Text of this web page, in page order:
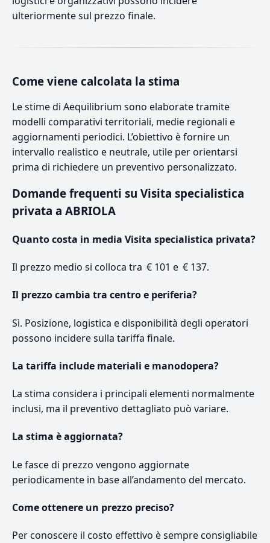
ulteriormente sul prezzo finale.
Come viene calcolata la stima
Le stime di Aequilibrium sono elaborate tramite
modelli comparativi territoriali, medie regionali e
aggiornamenti periodici. L’obiettivo è fornire un
intervallo realistico e neutrale, utile per orientarsi
prima di richiedere un preventivo personalizzato.
Domande frequenti su Visita specialistica
privata a ABRIOLA
Quanto costa in media Visita specialistica privata?
Il prezzo medio si colloca tra € 101 e € 137.
Il prezzo cambia tra centro e periferia?
Sì. Posizione, logistica e disponibilità degli operatori
possono incidere sulla tariffa finale.
La tariffa include materiali e manodopera?
La stima considera i principali elementi normalmente
inclusi, ma il preventivo dettagliato può variare.
La stima è aggiornata?
Le fasce di prezzo vengono aggiornate
periodicamente in base all’andamento del mercato.
Come ottenere un prezzo preciso?
Per conoscere il costo effettivo è sempre consigliabile